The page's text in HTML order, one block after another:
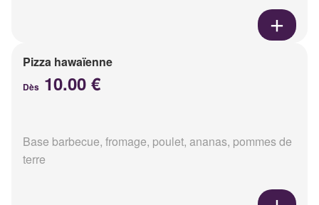
Pizza hawaïenne
Dès 10.00 €
Base barbecue, fromage, poulet, ananas, pommes de
terre